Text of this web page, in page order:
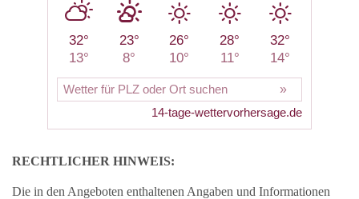
RECHTLICHER HINWEIS:
Die in den Angeboten enthaltenen Angaben und Informationen